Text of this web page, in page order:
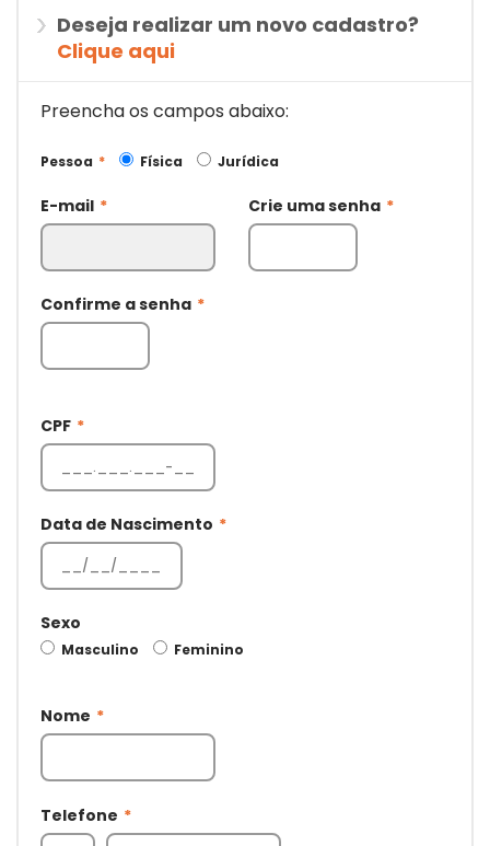
Deseja realizar um novo cadastro?
Clique aqui
Preencha os campos abaixo:
Pessoa * Física Jurídica
E-mail * Crie uma senha *
Confirme a senha *
CPF *
Data de Nascimento *
Sexo
Masculino Feminino
Nome *
Telefone *